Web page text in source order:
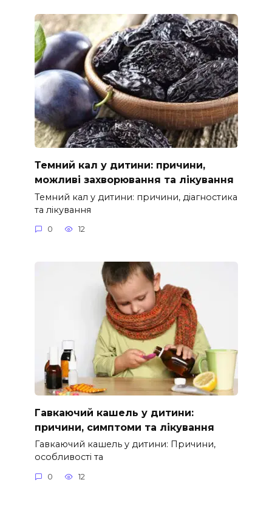
Темний кал у дитини: причини,
можливі захворювання та лікування
Темний кал у дитини: причини, діагностика
та лікування
0 12
Гавкаючий кашель у дитини:
причини, симптоми та лікування
Гавкаючий кашель у дитини: Причини,
особливості та
0 12